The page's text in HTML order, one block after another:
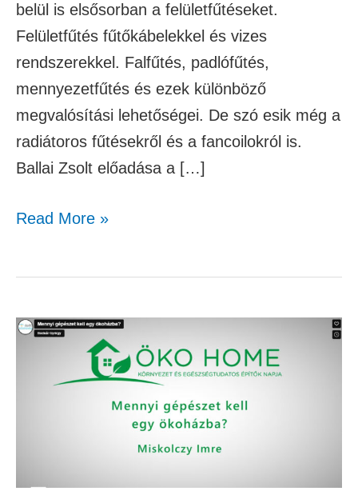
belül is elsősorban a felületfűtéseket.
Felületfűtés fűtőkábelekkel és vizes
rendszerekkel. Falfűtés, padlófűtés,
mennyezetfűtés és ezek különböző
megvalósítási lehetőségei. De szó esik még a
radiátoros fűtésekről és a fancoilokról is.
Ballai Zsolt előadása a […]
Read More »
Mennyi
Miskolczy